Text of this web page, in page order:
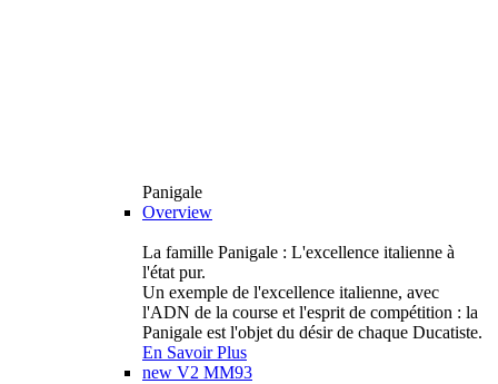
Panigale
Overview
La famille Panigale : L'excellence italienne à
l'état pur.
Un exemple de l'excellence italienne, avec
l'ADN de la course et l'esprit de compétition : la
Panigale est l'objet du désir de chaque Ducatiste.
En Savoir Plus
new V2 MM93